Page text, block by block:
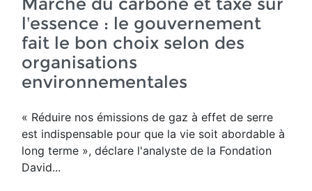
l’essence : le gouvernement
fait le bon choix selon des
organisations
environnementales
« Réduire nos émissions de gaz à effet de serre
est indispensable pour que la vie soit abordable à
long terme », déclare l'analyste de la Fondation
David...